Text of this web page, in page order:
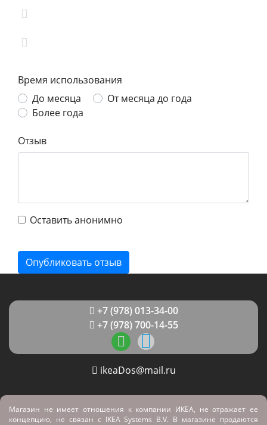
Время использования
До месяца
От месяца до года
Более года
Отзыв
Оставить анонимно
+7 (978) 013-34-00
+7 (978) 700-14-55
ikeaDos@mail.ru
Магазин не имеет отношения к компании ИКЕА, не отражает ее
концепцию, не связан с IKEA Systems B.V. В магазине продаются